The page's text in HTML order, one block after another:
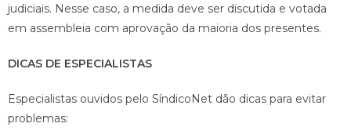
judiciais. Nesse caso, a medida deve ser discutida e votada
em assembleia com aprovação da maioria dos presentes.
DICAS DE ESPECIALISTAS
Especialistas ouvidos pelo SíndicoNet dão dicas para evitar
problemas: